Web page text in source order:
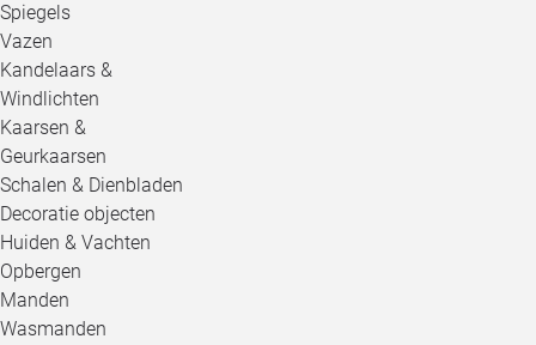
Spiegels
Vazen
Kandelaars &
Windlichten
Kaarsen &
Geurkaarsen
Schalen & Dienbladen
Decoratie objecten
Huiden & Vachten
Opbergen
Manden
Wasmanden